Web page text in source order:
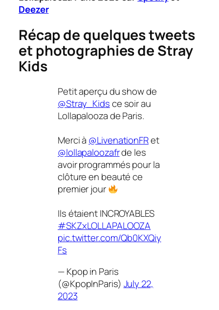
Deezer
Récap de quelques tweets
et photographies de Stray
Kids
Petit aperçu du show de
@Stray_Kidsce soir au
Lollapalooza de Paris.
Merci à @LivenationFRet
@lollapaloozafrde les
avoir programmés pour la
clôture en beauté ce
premier jour
Ils étaient INCROYABLES
#SKZxLOLLAPALOOZA
pic.twitter.com/Qb0KXQiy
Fs
— Kpop in Paris
(@KpopInParis) July 22,
2023